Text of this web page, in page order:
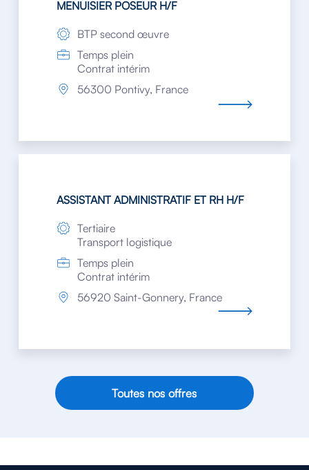
MENUISIER POSEUR H/F
BTP second œuvre
Temps plein
Contrat intérim
56300 Pontivy, France
ASSISTANT ADMINISTRATIF ET RH H/F
Tertiaire
Transport logistique
Temps plein
Contrat intérim
56920 Saint-Gonnery, France
Toutes nos offres